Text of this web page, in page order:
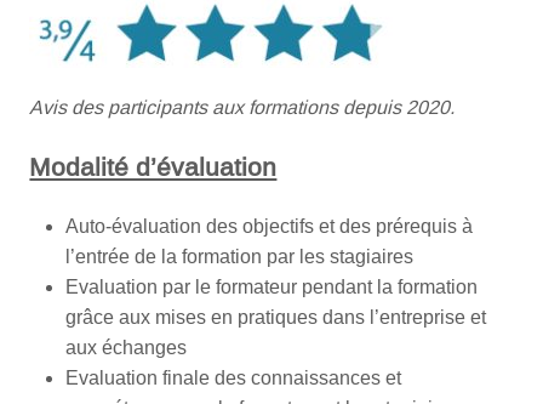
Avis des participants aux formations depuis 2020.
Modalité d’évaluation
Auto-évaluation des objectifs et des prérequis à
l’entrée de la formation par les stagiaires
Evaluation par le formateur pendant la formation
grâce aux mises en pratiques dans l’entreprise et
aux échanges
Evaluation finale des connaissances et